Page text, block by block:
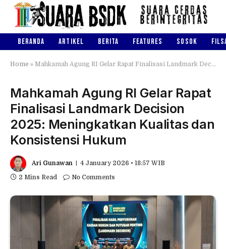
BERANDA ARTIKEL BERITA FEATURES SOSOK
Home » Mahkamah Agung RI Gelar Rapat Finalisasi Landmark Decision 2025: Meningkatkan Kualitas dan Konsistensi Hukum
Mahkamah Agung RI Gelar Rapat
Finalisasi Landmark Decision
2025: Meningkatkan Kualitas dan
Konsistensi Hukum
Ari Gunawan
4 January 2026 • 18:57 WIB
2 Mins Read
No Comments